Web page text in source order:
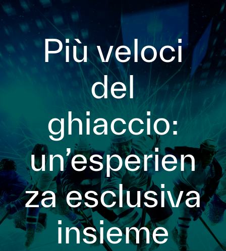
Più veloci
del
ghiaccio:
un’esperien
za esclusiva
insieme